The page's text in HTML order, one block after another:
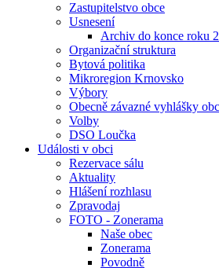
Zastupitelstvo obce
Usnesení
Archiv do konce roku
Organizační struktura
Bytová politika
Mikroregion Krnovsko
Výbory
Obecně závazné vyhlášky
Volby
DSO Loučka
Události v obci
Rezervace sálu
Aktuality
Hlášení rozhlasu
Zpravodaj
FOTO - Zonerama
Naše obec
Zonerama
Povodně